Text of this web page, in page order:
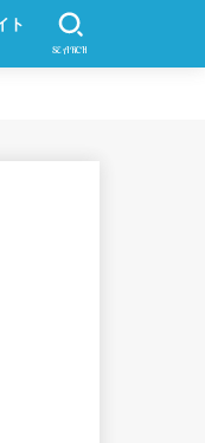
ト
SEARCH